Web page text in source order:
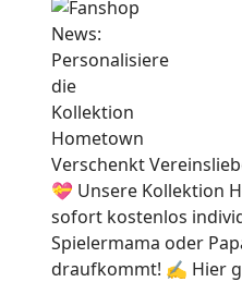
Verschenkt
💝 Unsere Kollektion
sofort kostenlos
Spielermama oder
draufkommt! ✍ Hier